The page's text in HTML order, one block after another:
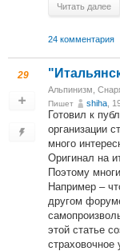
Читать далее
24 комментария
29
Альпинизм
Пишет shiha ,
Готовил к
организации
много
Оригинал на
Поэтому
Например –
другом
этой статье
страховочное